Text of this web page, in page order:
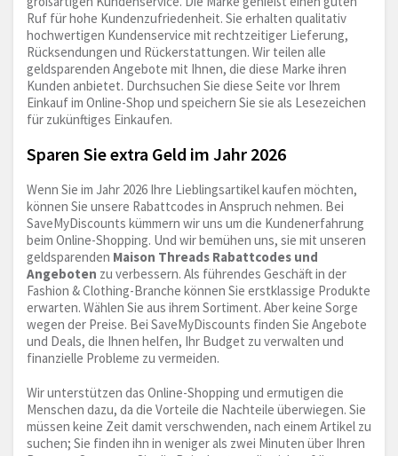
Ruf für hohe Kundenzufriedenheit. Sie erhalten qualitativ
hochwertigen Kundenservice mit rechtzeitiger Lieferung,
Rücksendungen und Rückerstattungen. Wir teilen alle
geldsparenden Angebote mit Ihnen, die diese Marke ihren
Kunden anbietet. Durchsuchen Sie diese Seite vor Ihrem
Einkauf im Online-Shop und speichern Sie sie als Lesezeichen
für zukünftiges Einkaufen.
Sparen Sie extra Geld im Jahr 2026
Wenn Sie im Jahr 2026 Ihre Lieblingsartikel kaufen möchten,
können Sie unsere Rabattcodes in Anspruch nehmen. Bei
SaveMyDiscounts kümmern wir uns um die Kundenerfahrung
beim Online-Shopping. Und wir bemühen uns, sie mit unseren
geldsparenden Maison Threads Rabattcodes und
Angeboten zu verbessern. Als führendes Geschäft in der
Fashion & Clothing-Branche können Sie erstklassige Produkte
erwarten. Wählen Sie aus ihrem Sortiment. Aber keine Sorge
wegen der Preise. Bei SaveMyDiscounts finden Sie Angebote
und Deals, die Ihnen helfen, Ihr Budget zu verwalten und
finanzielle Probleme zu vermeiden.
Wir unterstützen das Online-Shopping und ermutigen die
Menschen dazu, da die Vorteile die Nachteile überwiegen. Sie
müssen keine Zeit damit verschwenden, nach einem Artikel zu
suchen; Sie finden ihn in weniger als zwei Minuten über Ihren